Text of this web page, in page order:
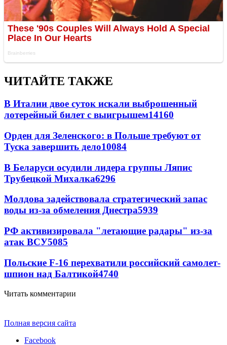
ЧИТАЙТЕ ТАКЖЕ
В Италии двое суток искали выброшенный
лотерейный билет с выигрышем14160
Орден для Зеленского: в Польше требуют от
Туска завершить дело10084
В Беларуси осудили лидера группы Ляпис
Трубецкой Михалка6296
Молдова задействовала стратегический запас
воды из-за обмеления Днестра5939
РФ активизировала "летающие радары" из-за
атак ВСУ5085
Польские F-16 перехватили российский самолет-
шпион над Балтикой4740
Читать комментарии
Полная версия сайта
Facebook